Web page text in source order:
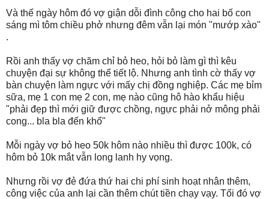
Và thế ngày hôm đó vợ giận dỗi đình công cho hai bố con
sáng mì tôm chiều phở nhưng đêm vẫn lại món "mướp xào"
.
Rồi anh thấy vợ chăm chỉ bỏ heo, hỏi bỏ làm gì thì kêu
chuyện đại sự không thể tiết lộ. Nhưng anh tình cờ thấy vợ
bàn chuyện làm ngực với mấy chị đồng nghiệp. Các mẹ bỉm
sữa, mẹ 1 con mẹ 2 con, mẹ nào cũng hô hào khẩu hiệu
"phải đẹp thì mới giữ được chồng, ngực phải nở mông phải
cong... bla bla đến khổ"
Mỗi ngày vợ bỏ heo 50k hôm nào nhiều thì được 100k, có
hôm bỏ 10k mắt vẫn long lanh hy vọng.
Nhưng rồi vợ đẻ đứa thứ hai chi phí sinh hoạt nhân thêm,
công việc của anh lại cần thêm chút tiền chạy vạy. Tối đó vợ